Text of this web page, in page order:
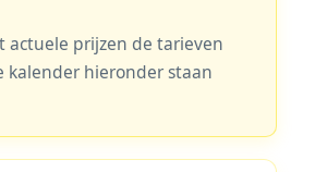
actuele prijzen de tarieven
kalender hieronder staan